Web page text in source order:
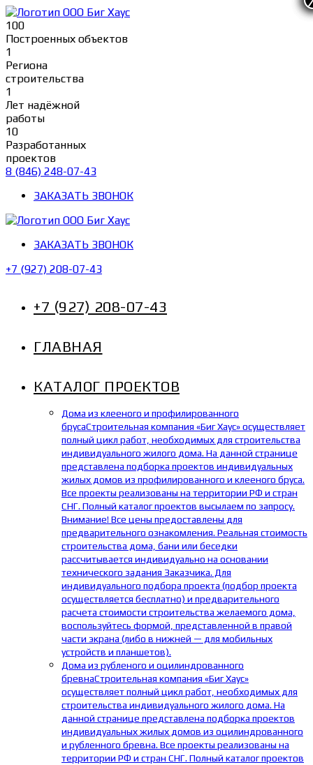
Перейти
к
содержимому
100
Построенных объектов
1
Региона
строительства
1
Лет надёжной
работы
10
Разработанных
проектов
8 (846) 248-07-43
ЗАКАЗАТЬ ЗВОНОК
ЗАКАЗАТЬ ЗВОНОК
+7 (927) 208-07-43
+7 (927) 208-07-43
ГЛАВНАЯ
КАТАЛОГ ПРОЕКТОВ
Дома из клееного и профилированного
брусаСтроительная компания «Биг Хаус» осуществляет
полный цикл работ, необходимых для строительства
индивидуального жилого дома. На данной странице
представлена подборка проектов индивидуальных
жилых домов из профилированного и клееного бруса.
Все проекты реализованы на территории РФ и стран
СНГ. Полный каталог проектов высылаем по запросу.
Внимание! Все цены предоставлены для
предварительного ознакомления. Реальная стоимость
строительства дома, бани или беседки
рассчитывается индивидуально на основании
технического задания Заказчика. Для
индивидуального подбора проекта (подбор проекта
осуществляется бесплатно) и предварительного
расчета стоимости строительства желаемого дома,
воспользуйтесь формой, представленной в правой
части экрана (либо в нижней — для мобильных
устройств и планшетов).
Дома из рубленого и оцилиндрованного
бревнаСтроительная компания «Биг Хаус»
осуществляет полный цикл работ, необходимых для
строительства индивидуального жилого дома. На
данной странице представлена подборка проектов
индивидуальных жилых домов из оцилиндрованного
и рубленного бревна. Все проекты реализованы на
территории РФ и стран СНГ. Полный каталог проектов